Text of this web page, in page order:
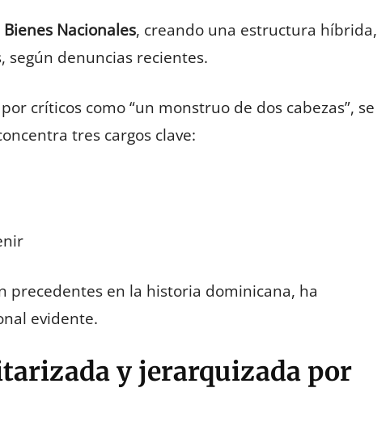
Bienes Nacionales, creando una estructura híbrida,
según denuncias recientes.
críticos como “un monstruo de dos cabezas”, se
tres cargos clave:
precedentes en la historia dominicana, ha
evidente.
y jerarquizada por